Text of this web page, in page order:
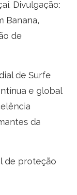
Divulgação:
Banana,
de
de Surfe
e global
da
de proteção